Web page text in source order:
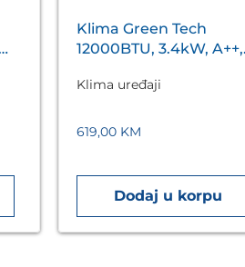
Klima Green Tech
12000BTU, 3.4kW, A++,
grijačem, bijela
Klima uređaji
619,00 KM
Dodaj u korpu